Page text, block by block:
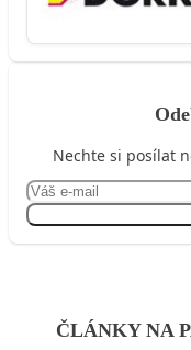
Nechte si posílat
ČLÁNKY NA